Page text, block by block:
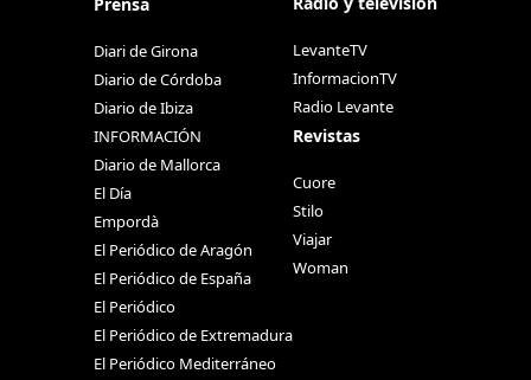
Diari de Girona
Diario de Córdoba
Diario de Ibiza
INFORMACIÓN
Diario de Mallorca
El Día
Empordà
El Periódico de Aragón
El Periódico de España
El Periódico
El Periódico de Extremadura
El Periódico Mediterráneo
LevanteTV
InformacionTV
Radio Levante
Revistas
Cuore
Stilo
Viajar
Woman